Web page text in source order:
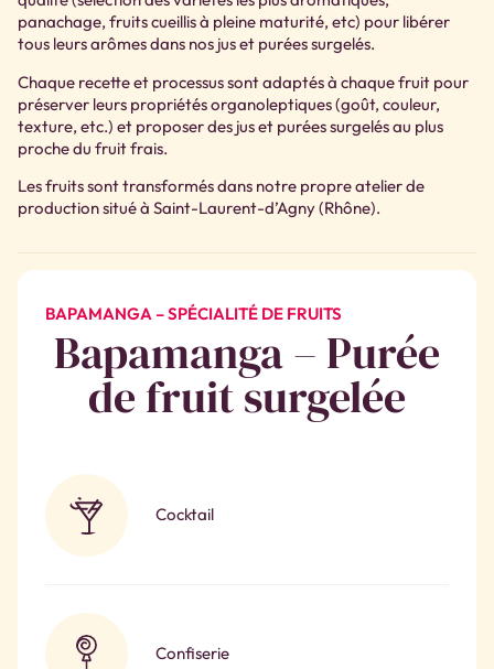
panachage, fruits cueillis à pleine maturité, etc) pour libérer
tous leurs arômes dans nos jus et purées surgelés.
Chaque recette et processus sont adaptés à chaque fruit pour
préserver leurs propriétés organoleptiques (goût, couleur,
texture, etc.) et proposer des jus et purées surgelés au plus
proche du fruit frais.
Les fruits sont transformés dans notre propre atelier de
production situé à Saint-Laurent-d’Agny (Rhône).
BAPAMANGA – SPÉCIALITÉ DE FRUITS
Bapamanga – Purée
de fruit surgelée
Cocktail
Confiserie